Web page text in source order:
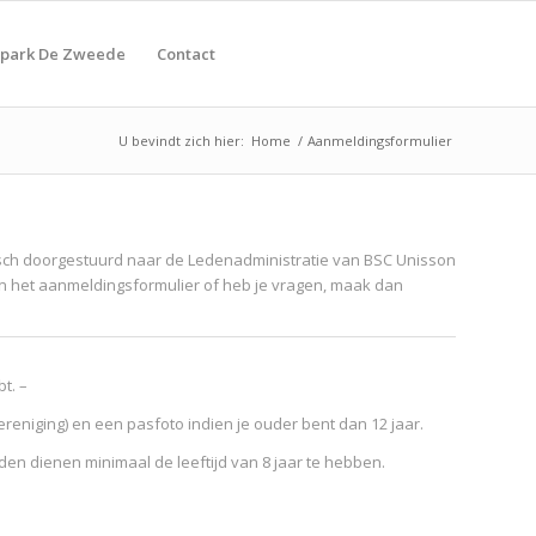
De Zweede Contact
U bevindt zich hier: Home / Aanmeldingsformulier
doorgestuurd naar de Ledenadministratie van BSC Unisson
het aanmeldingsformulier of heb je vragen, maak dan
–
en een pasfoto indien je ouder bent dan 12 jaar.
dienen minimaal de leeftijd van 8 jaar te hebben.